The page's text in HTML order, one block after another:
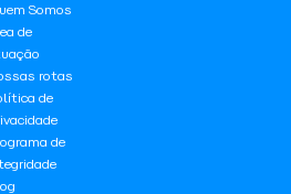
Somos
de
rotas
de
de